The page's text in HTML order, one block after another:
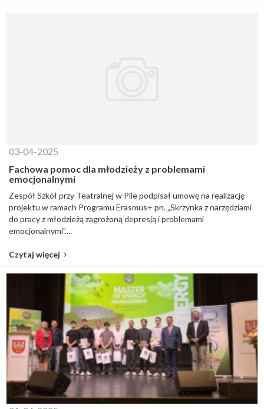
03-04-2025
Fachowa pomoc dla młodzieży z problemami
emocjonalnymi
Zespół Szkół przy Teatralnej w Pile podpisał umowę na realizację
projektu w ramach Programu Erasmus+ pn. „Skrzynka z narzędziami
do pracy z młodzieżą zagrożoną depresją i problemami
emocjonalnymi”....
Czytaj więcej